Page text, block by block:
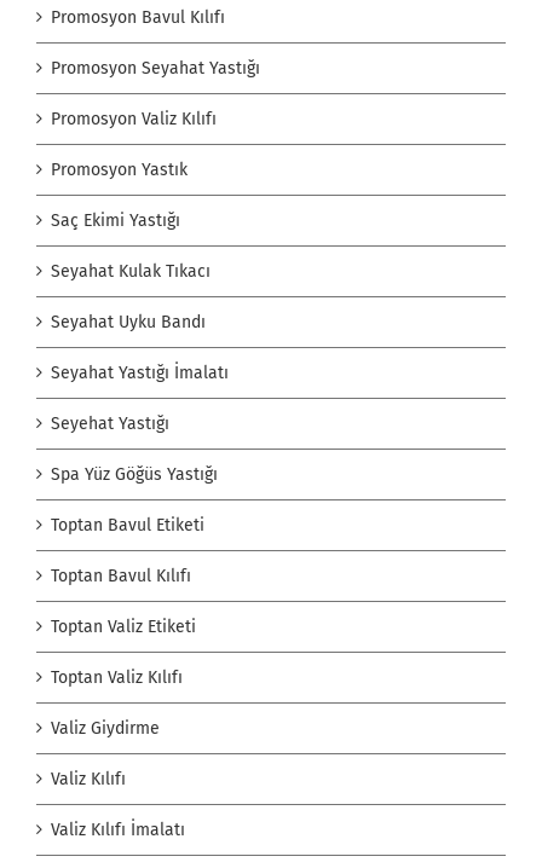
Promosyon Bavul Kılıfı
Promosyon Seyahat Yastığı
Promosyon Valiz Kılıfı
Promosyon Yastık
Saç Ekimi Yastığı
Seyahat Kulak Tıkacı
Seyahat Uyku Bandı
Seyahat Yastığı İmalatı
Seyehat Yastığı
Spa Yüz Göğüs Yastığı
Toptan Bavul Etiketi
Toptan Bavul Kılıfı
Toptan Valiz Etiketi
Toptan Valiz Kılıfı
Valiz Giydirme
Valiz Kılıfı
Valiz Kılıfı İmalatı